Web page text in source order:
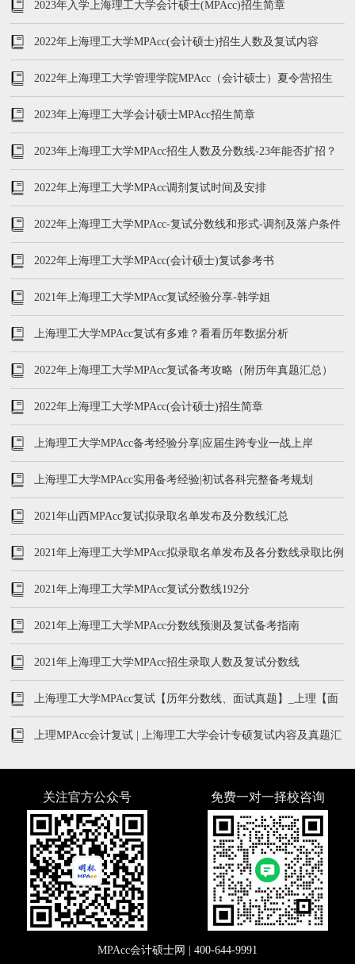
2023年入学上海理工大学会计硕士(MPAcc)招生简章
2022年上海理工大学MPAcc(会计硕士)招生人数及复试内容
2022年上海理工大学管理学院MPAcc（会计硕士）夏令营招生
2023年上海理工大学会计硕士MPAcc招生简章
2023年上海理工大学MPAcc招生人数及分数线-23年能否扩招？
2022年上海理工大学MPAcc调剂复试时间及安排
2022年上海理工大学MPAcc-复试分数线和形式-调剂及落户条件
2022年上海理工大学MPAcc(会计硕士)复试参考书
2021年上海理工大学MPAcc复试经验分享-韩学姐
上海理工大学MPAcc复试有多难？看看历年数据分析
2022年上海理工大学MPAcc复试备考攻略（附历年真题汇总）
2022年上海理工大学MPAcc(会计硕士)招生简章
上海理工大学MPAcc备考经验分享|应届生跨专业一战上岸
上海理工大学MPAcc实用备考经验|初试各科完整备考规划
2021年山西MPAcc复试拟录取名单发布及分数线汇总
2021年上海理工大学MPAcc拟录取名单发布及各分数线录取比例
2021年上海理工大学MPAcc复试分数线192分
2021年上海理工大学MPAcc分数线预测及复试备考指南
2021年上海理工大学MPAcc招生录取人数及复试分数线
上海理工大学MPAcc复试【历年分数线、面试真题】_上理【面
试】
上理MPAcc会计复试 | 上海理工大学会计专硕复试内容及真题汇
总
关注官方公众号 免费一对一择校咨询
MPAcc会计硕士网 | 400-644-9991